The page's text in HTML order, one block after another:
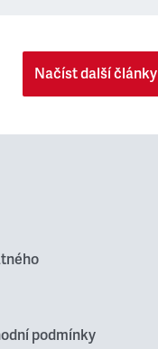
Načíst další články
podmínky